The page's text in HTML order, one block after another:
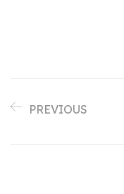
PREVIOUS